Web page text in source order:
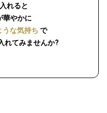
れると
華やかに
うな気持ち で
れてみませんか?